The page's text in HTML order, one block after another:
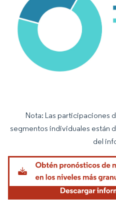
Imagen © Mordor Intelligence. El uso
Nota: Las participaciones
segmentos individuales están
del